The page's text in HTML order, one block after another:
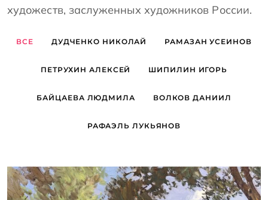
художеств, заслуженных художников России.
ВСЕ ДУДЧЕНКО НИКОЛАЙ РАМАЗАН УСЕИНОВ
ПЕТРУХИН АЛЕКСЕЙ ШИПИЛИН ИГОРЬ
БАЙЦАЕВА ЛЮДМИЛА ВОЛКОВ ДАНИИЛ
РАФАЭЛЬ ЛУКЬЯНОВ